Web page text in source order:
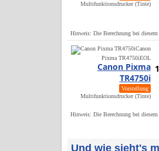
Multifunktionsdrucker (Tinte)
Hinweis: Die Berechnung bei diesem
Canon
Pixma TR4750iEOL
Canon Pixma
TR4750i
Vorstellung
Multifunktionsdrucker (Tinte)
Hinweis: Die Berechnung bei diesem
Und wie sieht's